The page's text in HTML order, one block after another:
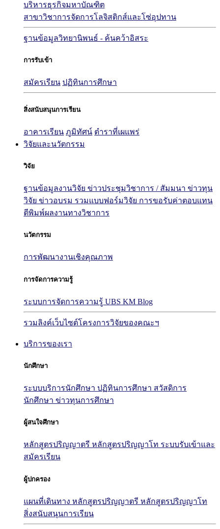
บริหารธุรกิจมหาบัณฑิต
สาขาวิชาการจัดการโลจิสติกส์และโซ่อุปทาน
ฐานข้อมูลวิทยานิพนธ์ - ค้นคว้าอิสระ
การรับเข้า
สมัครเรียน ปฏิทินการศึกษา
สิ่งสนับสนุนการเรียน
อาคารเรียน ภูมิทัศน์ ตำราที่เผแพร่
วิจัยและนวัตกรรม
วิจัย
ฐานข้อมูลงานวิจัย ข่าวประชุมวิชาการ / สัมมนา ข่าวทุน
วิจัย ข่าวอบรม รวมแบบฟอร์มวิจัย การขอรับค่าตอบแทน
ตีพิมพ์ผลงานทางวิชาการ
นวัตกรรม
การพัฒนางานเชิงคุณภาพ
การจัดการความรู้
ระบบการจัดการความรู้ UBS KM Blog
รวมลิงค์เว็บไซต์โครงการวิจัยของคณะฯ
บริการของเรา
นักศึกษา
ระบบบริการนักศึกษา ปฏิทินการศึกษา สวัสดิการ
นักศึกษา ข่าวทุนการศึกษา
ผู้สนใจศึกษา
หลักสูตรปริญญาตรี หลักสูตรปริญญาโท ระบบรับเข้าและ
สมัครเรียน
ผู้ปกครอง
แผนที่เดินทาง หลักสูตรปริญญาตรี หลักสูตรปริญญาโท
สิ่งสนับสนุนการเรียน